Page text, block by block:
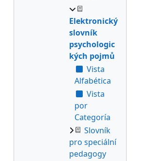
Elektronický
slovník
psychologic
kých pojmů
Vista
Alfabética
Vista
por
Categoría
Slovník
pro speciální
pedagogy